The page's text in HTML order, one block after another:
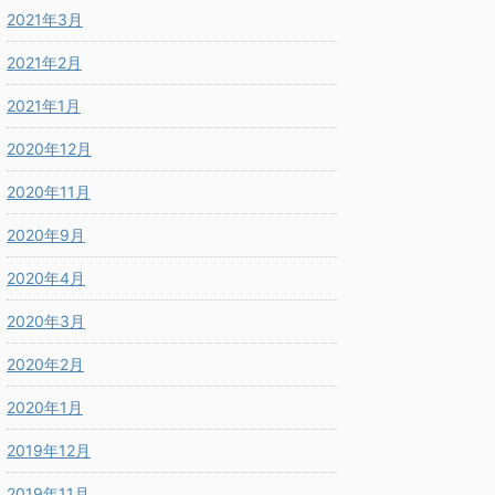
2021年3月
2021年2月
2021年1月
2020年12月
2020年11月
2020年9月
2020年4月
2020年3月
2020年2月
2020年1月
2019年12月